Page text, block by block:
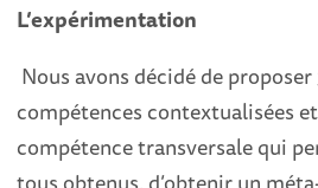
L’expérimentation
Nous avons décidé de proposer
compétences contextualisées
compétence transversale qui